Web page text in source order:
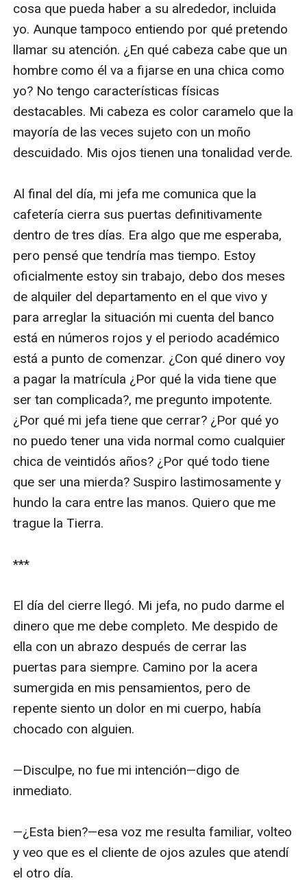
cosa que pueda haber a su alrededor, incluida
yo. Aunque tampoco entiendo por qué pretendo
llamar su atención. ¿En qué cabeza cabe que un
hombre como él va a fijarse en una chica como
yo? No tengo características físicas
destacables. Mi cabeza es color caramelo que la
mayoría de las veces sujeto con un moño
descuidado. Mis ojos tienen una tonalidad verde.
Al final del día, mi jefa me comunica que la
cafetería cierra sus puertas definitivamente
dentro de tres días. Era algo que me esperaba,
pero pensé que tendría mas tiempo. Estoy
oficialmente estoy sin trabajo, debo dos meses
de alquiler del departamento en el que vivo y
para arreglar la situación mi cuenta del banco
está en números rojos y el periodo académico
está a punto de comenzar. ¿Con qué dinero voy
a pagar la matrícula ¿Por qué la vida tiene que
ser tan complicada?, me pregunto impotente.
¿Por qué mi jefa tiene que cerrar? ¿Por qué yo
no puedo tener una vida normal como cualquier
chica de veintidós años? ¿Por qué todo tiene
que ser una mierda? Suspiro lastimosamente y
hundo la cara entre las manos. Quiero que me
trague la Tierra.
***
El día del cierre llegó. Mi jefa, no pudo darme el
dinero que me debe completo. Me despido de
ella con un abrazo después de cerrar las
puertas para siempre. Camino por la acera
sumergida en mis pensamientos, pero de
repente siento un dolor en mi cuerpo, había
chocado con alguien.
—Disculpe, no fue mi intención—digo de
inmediato.
—¿Esta bien?—esa voz me resulta familiar, volteo
y veo que es el cliente de ojos azules que atendí
el otro día.